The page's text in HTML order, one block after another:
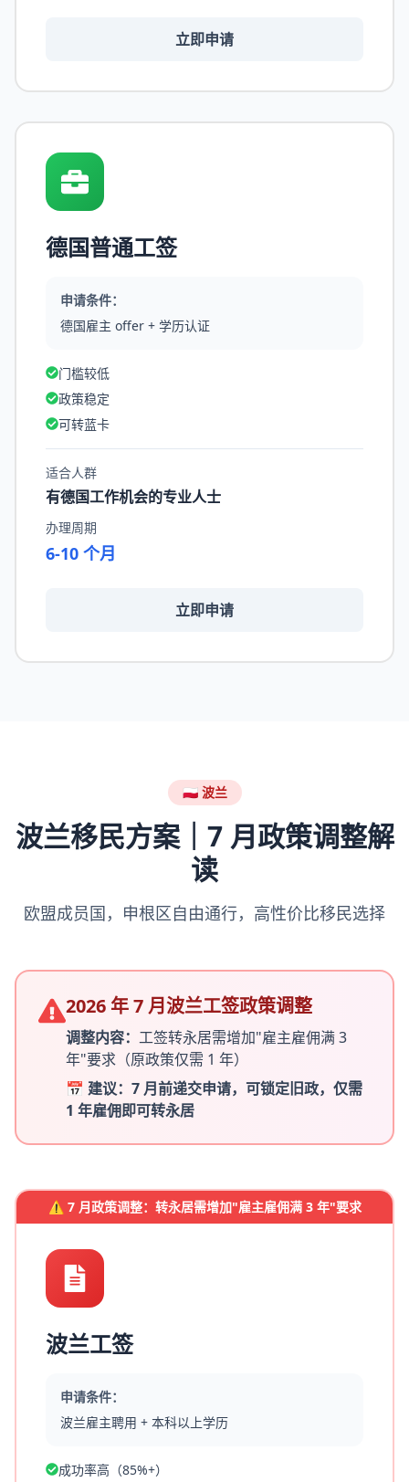
立即申请
德国普通工签
申请条件：
德国雇主 offer + 学历认证
门槛较低
政策稳定
可转蓝卡
适合人群
有德国工作机会的专业人士
办理周期
6-10 个月
立即申请
🇵🇱 波兰
波兰移民方案｜7 月政策调整解
读
欧盟成员国，申根区自由通行，高性价比移民选择
2026 年 7 月波兰工签政策调整
调整内容： 工签转永居需增加"雇主雇佣满 3
年"要求（原政策仅需 1 年）
📅 建议：7 月前递交申请，可锁定旧政，仅需
1 年雇佣即可转永居
⚠️ 7 月政策调整：转永居需增加"雇主雇佣满 3 年"要求
波兰工签
申请条件：
波兰雇主聘用 + 本科以上学历
成功率高（85%+）